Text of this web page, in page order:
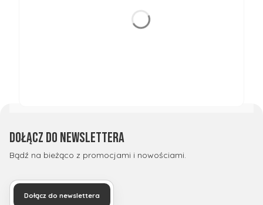
Dołącz do newslettera
Bądź na bieżąco z promocjami i nowościami.
Dołącz do newslettera